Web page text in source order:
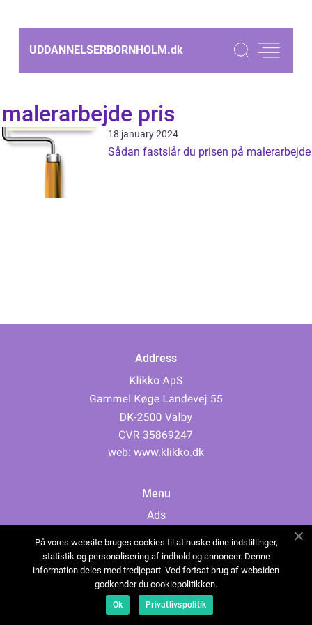
UDDANNELSERBORNHOLM.dk
malerarbejde pris
18 january 2024
Sådan fastslår du prisen på malerarbejde
Address
web: www.klikko.dk
Menu
Ads
Cookies
Contact
Sitemap
På vores website bruges cookies til at huske dine indstillinger,
statistik og personalisering af indhold og annoncer. Denne
information deles med tredjepart. Ved fortsat brug af websiden
godkender du cookiepolitikken.
Ok Privatlivspolitik